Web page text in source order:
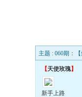
主题 : 060期：
【天使玫瑰】
新手上路